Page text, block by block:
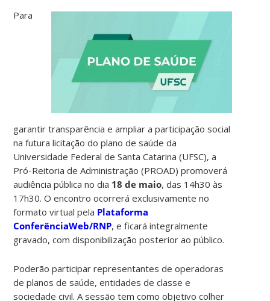
Para
garantir transparência e ampliar a participação social
na futura licitação do plano de saúde da
Universidade Federal de Santa Catarina (UFSC), a
Pró-Reitoria de Administração (PROAD) promoverá
audiência pública no dia 18 de maio, das 14h30 às
17h30. O encontro ocorrerá exclusivamente no
formato virtual pela Plataforma
ConferênciaWeb/RNP, e ficará integralmente
gravado, com disponibilização posterior ao público.
Poderão participar representantes de operadoras
de planos de saúde, entidades de classe e
sociedade civil. A sessão tem como objetivo colher